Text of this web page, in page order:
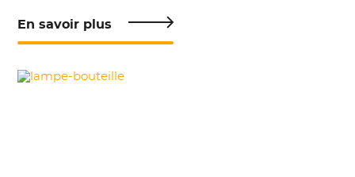
En savoir plus